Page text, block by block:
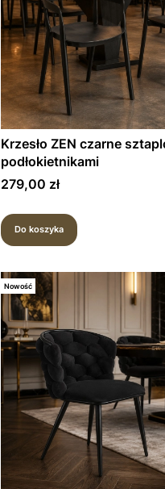
Krzesło ZEN czarne
podłokietnikami
Cena
279,00 zł
Do koszyka
Nowość